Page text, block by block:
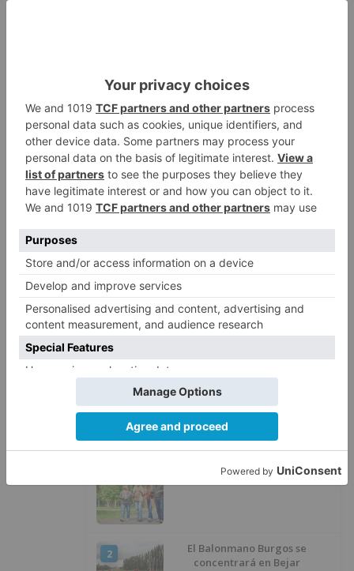
2
dejar atrás su aislamiento con el
inicio de la senda peatonal y
ciclista
3
Un hombre de 80 años resulta
herido en Burgos tras la colisión
entre un turismo y un camión
el día de su patrón
5
La Guardia Civil desmonta la
versión de un repartidor tras
LO ÚLTIMO
Más ventajas con el carné 60 CYL
2
El Balonmano Burgos se
concentrará en Bejar